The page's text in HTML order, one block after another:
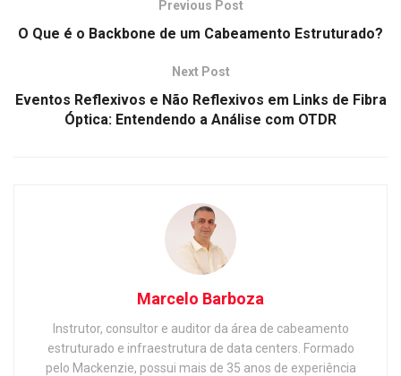
Previous Post
O Que é o Backbone de um Cabeamento Estruturado?
Next Post
Eventos Reflexivos e Não Reflexivos em Links de Fibra
Óptica: Entendendo a Análise com OTDR
Marcelo Barboza
Instrutor, consultor e auditor da área de cabeamento
estruturado e infraestrutura de data centers. Formado
pelo Mackenzie, possui mais de 35 anos de experiência